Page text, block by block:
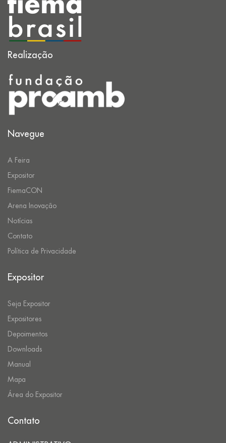
Realização
Navegue
A Feira
Expositor
FiemaCON
Arena Inovação
Notícias
Contato
Política de Privacidade
Expositor
Seja Expositor
Expositores
Depoimentos
Downloads
Manual
Mapa
Área do Expositor
Contato